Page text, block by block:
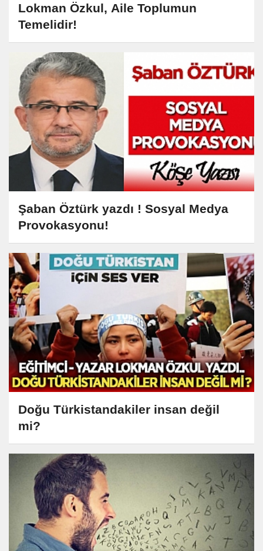
Lokman Özkul, Aile Toplumun
Temelidir!
Şaban Öztürk yazdı ! Sosyal Medya
Provokasyonu!
Doğu Türkistandakiler insan değil
mi?